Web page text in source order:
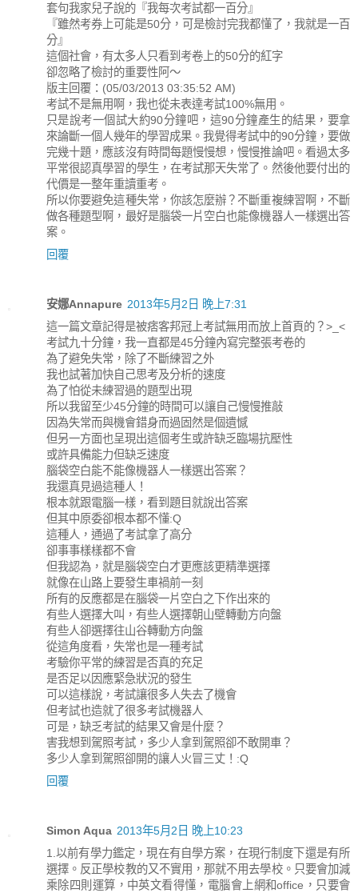
套句我家兒子說的『我每次考試都一百分』
『雖然考券上可能是50分，可是檢討完我都懂了，我就是一百
分』
這個社會，有太多人只看到考卷上的50分的紅字
卻忽略了檢討的重要性阿～
版主回覆：(05/03/2013 03:35:52 AM)
考試不是無用啊，我也從未表達考試100%無用。
只是說考一個試大約90分鐘吧，這90分鐘產生的結果，要拿
來論斷一個人幾年的學習成果。我覺得考試中的90分鐘，要做
完幾十題，應該沒有時間每題慢慢想，慢慢推論吧。看過太多
平常很認真學習的學生，在考試那天失常了。然後他要付出的
代價是一整年重讀重考。
所以你要避免這種失常，你該怎麼辦？不斷重複練習啊，不斷
做各種題型啊，最好是腦袋一片空白也能像機器人一樣選出答
案。
回覆
安娜Annapure 2013年5月2日 晚上7:31
這一篇文章記得是被痞客邦冠上考試無用而放上首頁的？>_<
考試九十分鐘，我一直都是45分鐘內寫完整張考卷的
為了避免失常，除了不斷練習之外
我也試著加快自己思考及分析的速度
為了怕從未練習過的題型出現
所以我留至少45分鐘的時間可以讓自己慢慢推敲
因為失常而與機會錯身而過固然是個遺憾
但另一方面也呈現出這個考生或許缺乏臨場抗壓性
或許具備能力但缺乏速度
腦袋空白能不能像機器人一樣選出答案？
我還真見過這種人！
根本就跟電腦一樣，看到題目就說出答案
但其中原委卻根本都不懂:Q
這種人，通過了考試拿了高分
卻事事樣樣都不會
但我認為，就是腦袋空白才更應該更精準選擇
就像在山路上要發生車禍前一刻
所有的反應都是在腦袋一片空白之下作出來的
有些人選擇大叫，有些人選擇朝山壁轉動方向盤
有些人卻選擇往山谷轉動方向盤
從這角度看，失常也是一種考試
考驗你平常的練習是否真的充足
是否足以因應緊急狀況的發生
可以這樣說，考試讓很多人失去了機會
但考試也造就了很多考試機器人
可是，缺乏考試的結果又會是什麼？
害我想到駕照考試，多少人拿到駕照卻不敢開車？
多少人拿到駕照卻開的讓人火冒三丈！:Q
回覆
Simon Aqua 2013年5月2日 晚上10:23
1.以前有學力鑑定，現在有自學方案，在現行制度下還是有所
選擇。反正學校教的又不實用，那就不用去學校。只要會加減
乘除四則運算，中英文看得懂，電腦會上網和office，只要會